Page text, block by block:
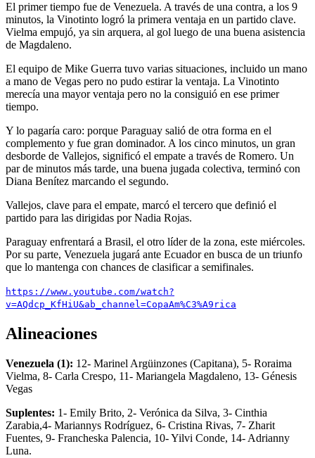
El primer tiempo fue de Venezuela. A través de una contra, a los 9
minutos, la Vinotinto logró la primera ventaja en un partido clave.
Vielma empujó, ya sin arquera, al gol luego de una buena asistencia
de Magdaleno.
El equipo de Mike Guerra tuvo varias situaciones, incluido un mano
a mano de Vegas pero no pudo estirar la ventaja. La Vinotinto
merecía una mayor ventaja pero no la consiguió en ese primer
tiempo.
Y lo pagaría caro: porque Paraguay salió de otra forma en el
complemento y fue gran dominador. A los cinco minutos, un gran
desborde de Vallejos, significó el empate a través de Romero. Un
par de minutos más tarde, una buena jugada colectiva, terminó con
Diana Benítez marcando el segundo.
Vallejos, clave para el empate, marcó el tercero que definió el
partido para las dirigidas por Nadia Rojas.
Paraguay enfrentará a Brasil, el otro líder de la zona, este miércoles.
Por su parte, Venezuela jugará ante Ecuador en busca de un triunfo
que lo mantenga con chances de clasificar a semifinales.
https://www.youtube.com/watch?
v=AQdcp_KfHiU&ab_channel=CopaAm%C3%A9rica
Alineaciones
Venezuela (1): 12- Marinel Argüinzones (Capitana), 5- Roraima
Vielma, 8- Carla Crespo, 11- Mariangela Magdaleno, 13- Génesis
Vegas
Suplentes: 1- Emily Brito, 2- Verónica da Silva, 3- Cinthia
Zarabia,4- Mariannys Rodríguez, 6- Cristina Rivas, 7- Zharit
Fuentes, 9- Francheska Palencia, 10- Yilvi Conde, 14- Adrianny
Luna.